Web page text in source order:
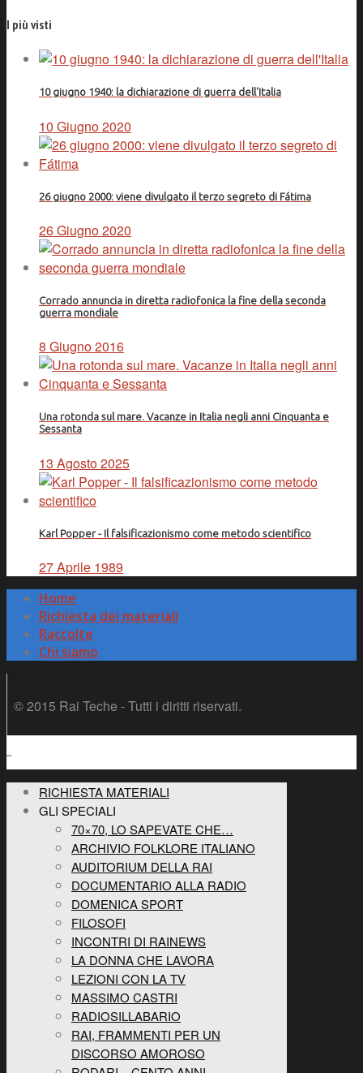
I più visti
10 giugno 1940: la dichiarazione di guerra dell'Italia
10 Giugno 2020
26 giugno 2000: viene divulgato il terzo segreto di Fátima
26 Giugno 2020
Corrado annuncia in diretta radiofonica la fine della seconda
guerra mondiale
8 Giugno 2016
Una rotonda sul mare. Vacanze in Italia negli anni Cinquanta e
Sessanta
13 Agosto 2025
Karl Popper - Il falsificazionismo come metodo scientifico
27 Aprile 1989
Home
Richiesta dei materiali
Raccolte
Chi siamo
© 2015 Rai Teche - Tutti i diritti riservati.
RICHIESTA MATERIALI
GLI SPECIALI
70×70, LO SAPEVATE CHE…
ARCHIVIO FOLKLORE ITALIANO
AUDITORIUM DELLA RAI
DOCUMENTARIO ALLA RADIO
DOMENICA SPORT
FILOSOFI
INCONTRI DI RAINEWS
LA DONNA CHE LAVORA
LEZIONI CON LA TV
MASSIMO CASTRI
RADIOSILLABARIO
RAI, FRAMMENTI PER UN
DISCORSO AMOROSO